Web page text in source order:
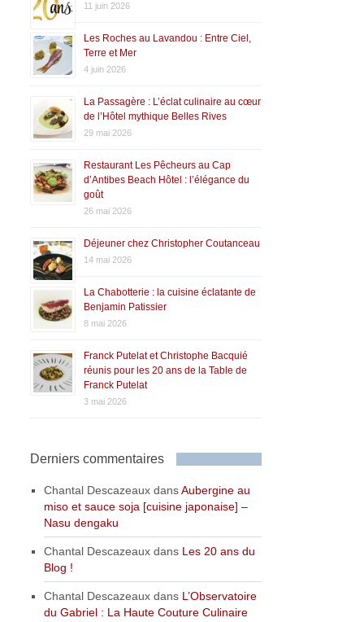
11 juin 2026
Les Roches au Lavandou : Entre Ciel,
Terre et Mer
4 juin 2026
La Passagère : L’éclat culinaire au cœur
de l’Hôtel mythique Belles Rives
29 mai 2026
Restaurant Les Pêcheurs au Cap
d’Antibes Beach Hôtel : l’élégance du
goût
26 mai 2026
Déjeuner chez Christopher Coutanceau
14 mai 2026
La Chabotterie : la cuisine éclatante de
Benjamin Patissier
8 mai 2026
Franck Putelat et Christophe Bacquié
réunis pour les 20 ans de la Table de
Franck Putelat
3 mai 2026
Derniers commentaires
Chantal Descazeaux dansAubergine au
miso et sauce soja [cuisine japonaise] –
Nasu dengaku
Chantal Descazeaux dans Les 20 ans du
Blog !
Chantal Descazeaux dans L’Observatoire
du Gabriel : La Haute Couture Culinaire